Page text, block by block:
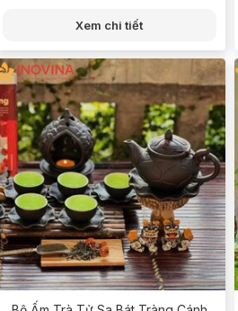
Xem chi tiết